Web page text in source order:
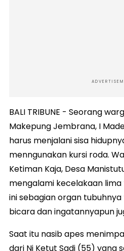
BALI TRIBUNE - Seorang
Makepung Jembrana, I
harus menjalani sisa
menngunakan kursi roda.
Ketiman Kaja, Desa
mengalami kecelakaan
ini sebagian organ
bicara dan ingatannyapun
Saat itu nasib apes
dari Ni Ketut Sadi (55) yang